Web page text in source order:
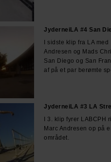
JyderneiLA #4 San
I sidste klip fra LA
Andresen og Mads
San Diego og San
af på et par berømte
JyderneiLA #3 LA
I 3. klip fyrer LABCPH
Marc Andresen op på
området.